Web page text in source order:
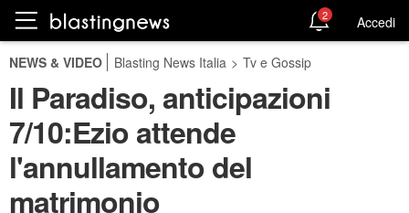
2 Accedi
NEWS & VIDEO Blasting News Italia > Tv e Gossip
Il Paradiso, anticipazioni
7/10:Ezio attende
l'annullamento del
matrimonio